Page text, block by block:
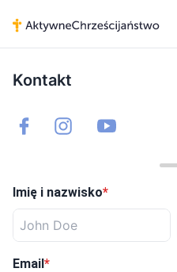
Kontakt
Imię i nazwisko*
Email*